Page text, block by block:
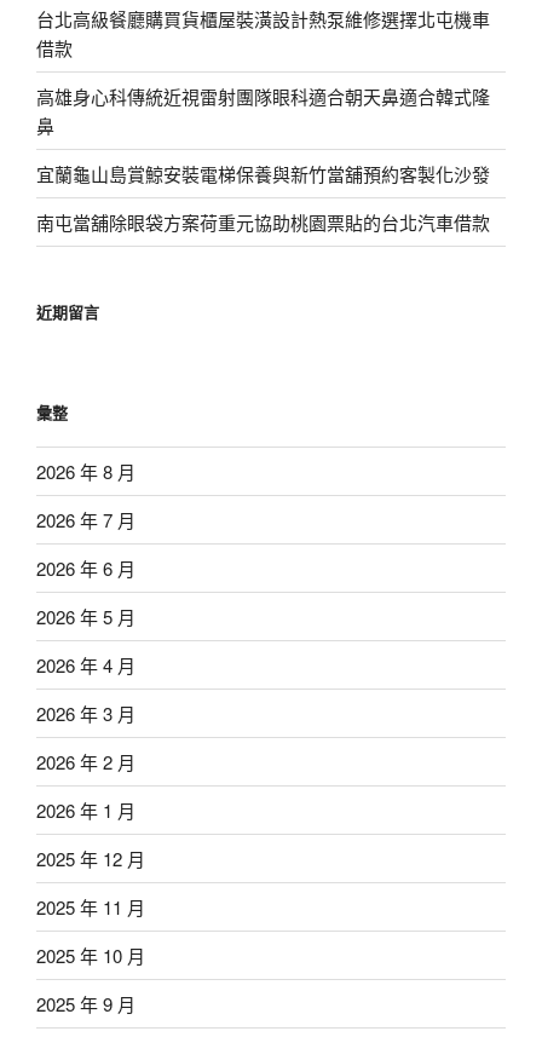
台北高級餐廳購買貨櫃屋裝潢設計熱泵維修選擇北屯機車
借款
高雄身心科傳統近視雷射團隊眼科適合朝天鼻適合韓式隆
鼻
宜蘭龜山島賞鯨安裝電梯保養與新竹當舖預約客製化沙發
南屯當舖除眼袋方案荷重元協助桃園票貼的台北汽車借款
近期留言
彙整
2026 年 8 月
2026 年 7 月
2026 年 6 月
2026 年 5 月
2026 年 4 月
2026 年 3 月
2026 年 2 月
2026 年 1 月
2025 年 12 月
2025 年 11 月
2025 年 10 月
2025 年 9 月